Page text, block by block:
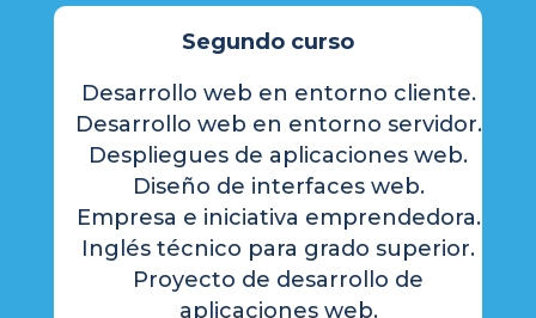
Segundo curso
Desarrollo web en entorno cliente.
Desarrollo web en entorno servidor.
Despliegues de aplicaciones web.
Diseño de interfaces web.
Empresa e iniciativa emprendedora.
Inglés técnico para grado superior.
Proyecto de desarrollo de
aplicaciones web.